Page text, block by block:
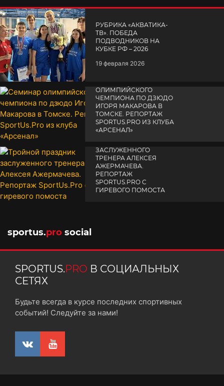
РУБРИКА «АКВАТИКА-
TВ». ПОБЕДА
ПОДВОДНИКОВ НА
КУБКЕ РФ – 2026
19 февраля 2026
ОЛИМПИЙСКОГО
ЧЕМПИОНА ПО ДЗЮДО
ИГОРЯ МАКАРОВА В
ТОМСКЕ. РЕПОРТАЖ
SPORTUS.PRO ИЗ КЛУБА
«АРСЕНАЛ»
ЗАСЛУЖЕННОГО
ТРЕНЕРА АЛЕКСЕЯ
АЖЕРМАЧЕВА.
РЕПОРТАЖ
SPORTUS.PRO С
ГИРЕВОГО ПОМОСТА
sportus.pro social
SPORTUS.PRO В СОЦИАЛЬНЫХ
СЕТЯХ
Будьте всегда в курсе последних спортивных
событий! Следуйте за нами!